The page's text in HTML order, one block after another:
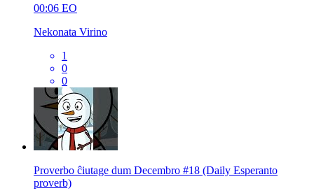
00:06 EO
Nekonata Virino
1
0
0
Proverbo ĉiutage dum Decembro #18 (Daily Esperanto
proverb)